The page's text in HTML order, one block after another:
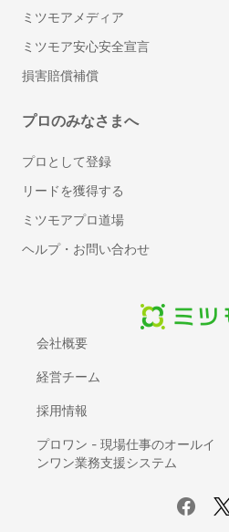
MDM(モバイル端末管理)
クラウドPBX
セキュリティソフト
標的型攻撃対策ツール
標的型攻撃メール訓練サービス
スケジュール管理ツール
会議室予約システム
電子帳票システム
入退室管理システム
契約書管理システム
IDaaS(ID管理システム)
AI-OCR
ログ管理システム
会社概要
経営チーム
採用情報
プロワン - 現場仕事のオールイ
ンワン業務支援システム
ミツモアメディア
ミツモア安心安全宣言
損害賠償補償
プロのみなさまへ
プロとして登録
リードを獲得する
ミツモアプロ道場
ヘルプ・お問い合わせ